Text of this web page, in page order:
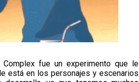
fue un experimento que le
está en los personajes y escenarios